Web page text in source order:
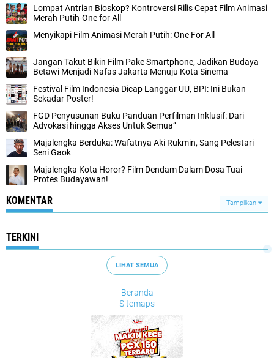
Lompat Antrian Bioskop? Kontroversi Rilis Cepat Film Animasi
Merah Putih-One for All
Menyikapi Film Animasi Merah Putih: One For All
Jangan Takut Bikin Film Pake Smartphone, Jadikan Budaya
Betawi Menjadi Nafas Jakarta Menuju Kota Sinema
Festival Film Indonesia Dicap Langgar UU, BPI: Ini Bukan
Sekadar Poster!
FGD Penyusunan Buku Panduan Perfilman Inklusif: Dari
Advokasi hingga Akses Untuk Semua”
Majalengka Berduka: Wafatnya Aki Rukmin, Sang Pelestari
Seni Gaok
Majalengka Kota Horor? Film Dendam Dalam Dosa Tuai
Protes Budayawan!
KOMENTAR Tampilkan
TERKINI
LIHAT SEMUA
Beranda
Sitemaps